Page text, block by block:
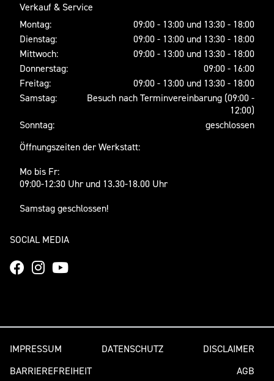
Verkauf & Service
Montag:
09:00 - 13:00 und 13:30 - 18:00
Dienstag:
09:00 - 13:00 und 13:30 - 18:00
Mittwoch:
09:00 - 13:00 und 13:30 - 18:00
Donnerstag:
09:00 - 16:00
Freitag:
09:00 - 13:00 und 13:30 - 18:00
Samstag:
Besuch nach Terminvereinbarung (09:00 -
12:00)
Sonntag:
geschlossen
Öffnungszeiten der Werkstatt:
Mo bis Fr:
09:00-12:30 Uhr und 13.30-18.00 Uhr
Samstag geschlossen!
SOCIAL MEDIA
AGB
IMPRESSUM DATENSCHUTZ
DISCLAIMER
BARRIEREFREIHEIT